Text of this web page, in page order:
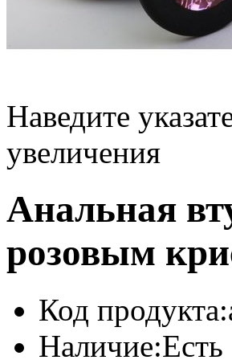
Наведите
увеличения
Анальная
розовым
Код продукта:
Наличие:Есть